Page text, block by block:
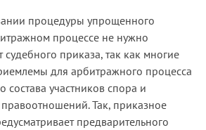
процедуры упрощенного
процессе не нужно
судебного приказа, так как многие
для арбитражного процесса
состава участников спора и
Так, приказное
предварительного